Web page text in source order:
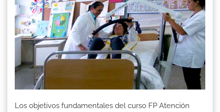
Los objetivos fundamentales del curso FP Atención